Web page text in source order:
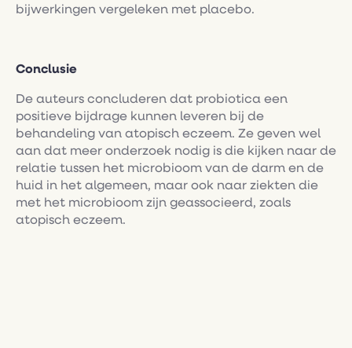
bijwerkingen vergeleken met placebo.
Conclusie
De auteurs concluderen dat probiotica een
positieve bijdrage kunnen leveren bij de
behandeling van atopisch eczeem. Ze geven wel
aan dat meer onderzoek nodig is die kijken naar de
relatie tussen het microbioom van de darm en de
huid in het algemeen, maar ook naar ziekten die
met het microbioom zijn geassocieerd, zoals
atopisch eczeem.